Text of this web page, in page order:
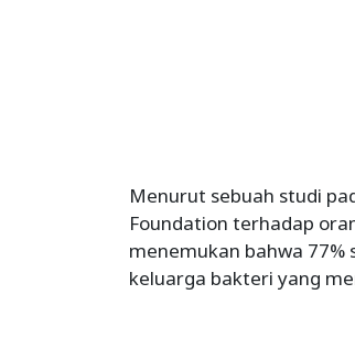
Menurut sebuah studi
Foundation terhadap
menemukan bahwa 77%
keluarga bakteri yang